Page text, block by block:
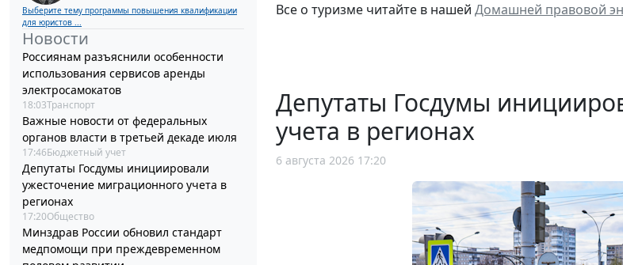
Выберите тему программы повышения квалификации
для юристов ...
Новости
Россиянам разъяснили особенности
использования сервисов аренды
электросамокатов
18:03Транспорт
Важные новости от федеральных
органов власти в третьей декаде июля
17:46Бюджетный учет
Депутаты Госдумы инициировали
ужесточение миграционного учета в
регионах
17:20Общество
Минздрав России обновил стандарт
медпомощи при преждевременном
Все о туризме читайте в нашей Домашней правовой
Депутаты Госдумы
учета в регионах
6 августа 2026 17:20